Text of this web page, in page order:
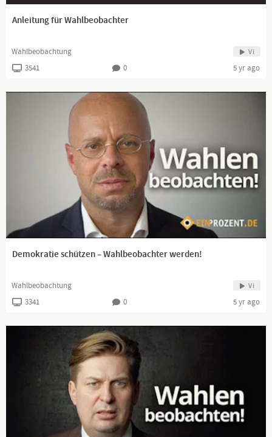
Anleitung für Wahlbeobachter
Wahlbeobachtung Vi
3541 0 5 yr ago
Demokratie schützen – Wahlbeobachter werden!
Wahlbeobachtung Vi
3341 0 5 yr ago